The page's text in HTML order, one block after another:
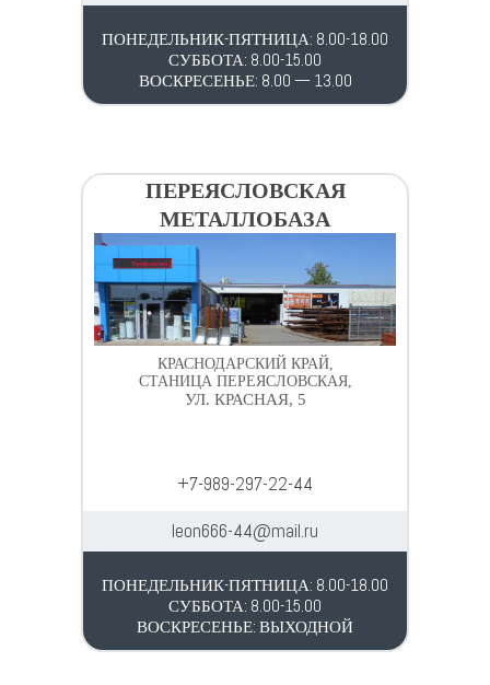
ПОНЕДЕЛЬНИК-ПЯТНИЦА: 8.00-18.00
СУББОТА: 8.00-15.00
ВОСКРЕСЕНЬЕ: 8.00 — 13.00
ПЕРЕЯСЛОВСКАЯ
МЕТАЛЛОБАЗА
КРАСНОДАРСКИЙ КРАЙ,
СТАНИЦА ПЕРЕЯСЛОВСКАЯ,
УЛ. КРАСНАЯ, 5
+7-989-297-22-44
leon666-44@mail.ru
ПОНЕДЕЛЬНИК-ПЯТНИЦА: 8.00-18.00
СУББОТА: 8.00-15.00
ВОСКРЕСЕНЬЕ: ВЫХОДНОЙ